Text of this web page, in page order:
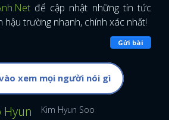
để cập nhật những tin tức
hậu trường nhanh, chính xác nhất!
Gửi bài
xem mọi người nói gì
Hyun Kim Hyun Soo